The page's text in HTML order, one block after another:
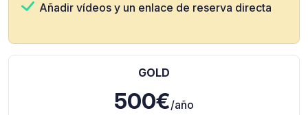
Añadir vídeos y un enlace de reserva directa
GOLD
500€/año